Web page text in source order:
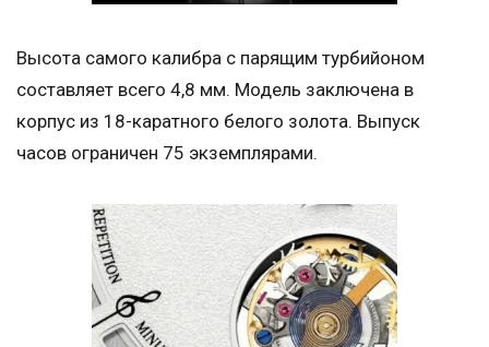
Высота самого калибра с парящим турбийоном
составляет всего 4,8 мм. Модель заключена в
корпус из 18-каратного белого золота. Выпуск
часов ограничен 75 экземплярами.